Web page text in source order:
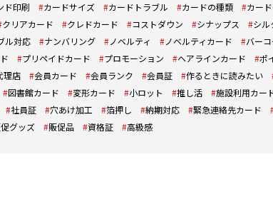
ド印刷 カードサイズ カードトラブル カードの種類
カー
クリアカード クレドカード コストダウン シナップス
シル
ル対応 ナンバリング ノベルティ ノベルティカード
バー
プリペイドカード プロモーション ヘアラインカード
ポ
理店 会員カード 会員ランク 会員証 作るときに読みたい
図書館カード 変形カード 小ロット 推し活 施設利用カー
社員証 穴あけ加工 箔押し 納期対応 緊急連絡先カード
グッズ 販促品 資格証 高級感